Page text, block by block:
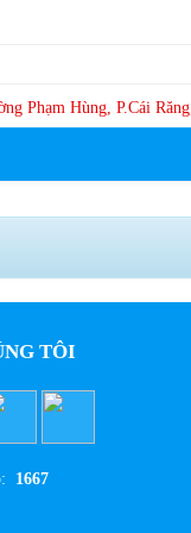
Phạm Hùng, P.Cái
TÔI
1667